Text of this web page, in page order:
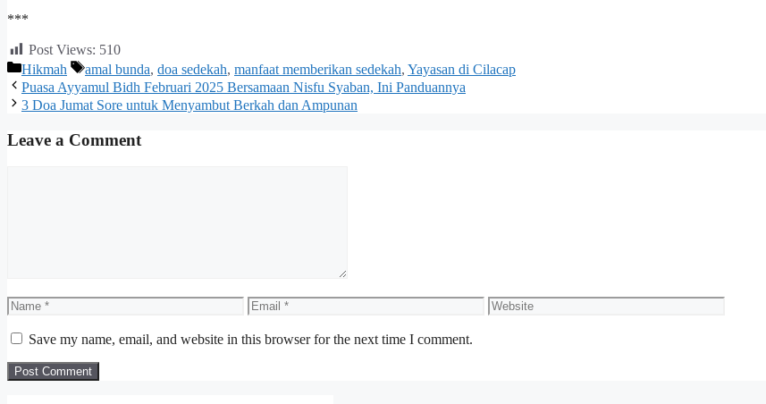
***
Post Views: 510
Categories
Hikmah Tags
amal bunda, doa sedekah, manfaat memberikan sedekah, Yayasan di Cilacap
Puasa Ayyamul Bidh Februari 2025 Bersamaan Nisfu Syaban, Ini Panduannya
3 Doa Jumat Sore untuk Menyambut Berkah dan Ampunan
Leave a Comment
Name Email Website
Save my name, email, and website in this browser for the next time I comment.